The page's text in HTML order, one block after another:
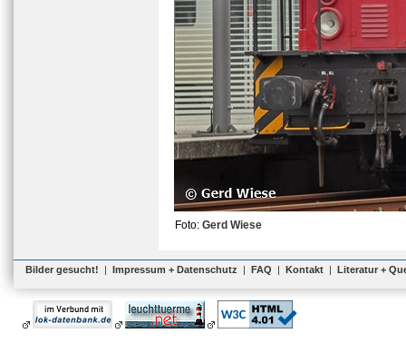
Foto: Gerd Wiese
Bilder gesucht! | Impressum + Datenschutz | FAQ | Kontakt | Literatur +